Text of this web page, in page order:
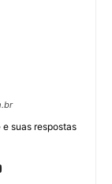
suas respostas